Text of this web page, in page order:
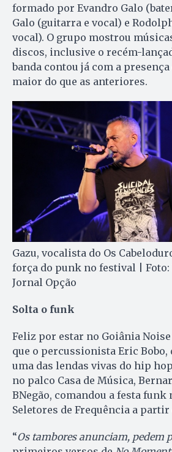
formado por Evandro Galo
Galo (guitarra e vocal) e
vocal). O grupo mostrou
discos, inclusive o recém-
banda contou já com a
maior do que as anteriores.
Gazu, vocalista do Os
força do punk no festival |
Jornal Opção
Solta o funk
Feliz por estar no Goiânia
que o percussionista Eric Bobo,
uma das lendas vivas do hip
no palco Casa de Música,
BNegão, comandou a festa funk
Seletores de Frequência a partir
“Os tambores anunciam, pedem